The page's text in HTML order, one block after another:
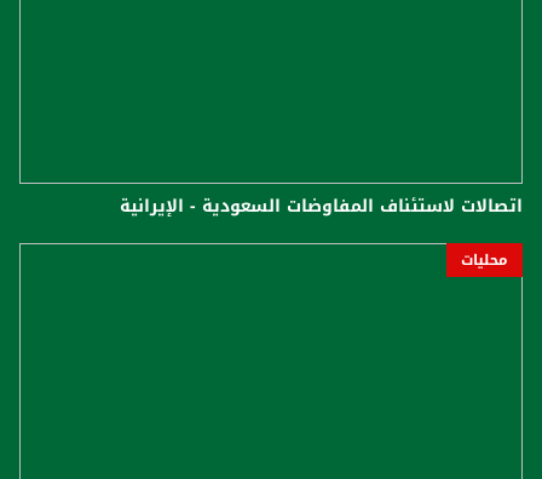
اتصالات لاستئناف المفاوضات السعودية - الإيرانية
محليات